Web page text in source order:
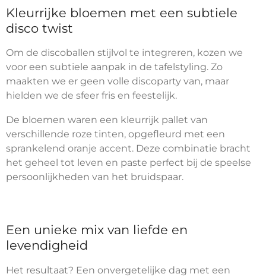
Kleurrijke bloemen met een subtiele
disco twist
Om de discoballen stijlvol te integreren, kozen we
voor een subtiele aanpak in de tafelstyling. Zo
maakten we er geen volle discoparty van, maar
hielden we de sfeer fris en feestelijk.
De bloemen waren een kleurrijk pallet van
verschillende roze tinten, opgefleurd met een
sprankelend oranje accent. Deze combinatie bracht
het geheel tot leven en paste perfect bij de speelse
persoonlijkheden van het bruidspaar.
Een unieke mix van liefde en
levendigheid
Het resultaat? Een onvergetelijke dag met een